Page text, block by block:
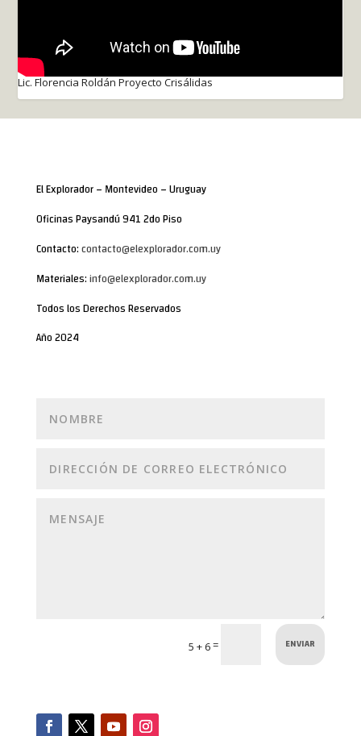
Lic. Florencia Roldán Proyecto Crisálidas
El Explorador – Montevideo – Uruguay
Oficinas Paysandú 941 2do Piso
Contacto:contacto@elexplorador.com.uy
Materiales:info@elexplorador.com.uy
Todos los Derechos Reservados
Año 2024
5 + 6= ENVIAR